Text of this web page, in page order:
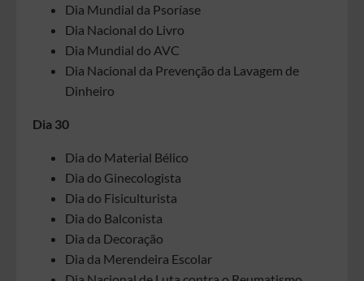
Dia Mundial da Psoríase
Dia Nacional do Livro
Dia Mundial do AVC
Dia Nacional da Prevenção da Lavagem de
Dinheiro
Dia 30
Dia do Material Bélico
Dia do Ginecologista
Dia do Fisiculturista
Dia do Balconista
Dia da Decoração
Dia da Merendeira Escolar